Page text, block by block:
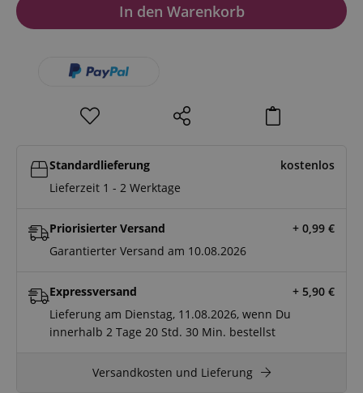
In den Warenkorb
Standardlieferung
kostenlos
Lieferzeit 1 - 2 Werktage
Priorisierter Versand + 0,99 €
Garantierter Versand am 10.08.2026
Expressversand + 5,90 €
Lieferung am Dienstag, 11.08.2026, wenn Du
innerhalb2 Tage 20 Std. 30 Min. bestellst
Versandkosten und Lieferung